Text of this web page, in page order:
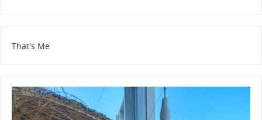
That's Me